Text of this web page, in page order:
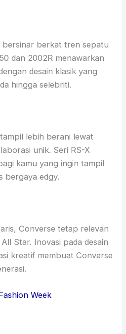
bersinar berkat tren sepatu
dan 2002R menawarkan
desain klasik yang
hingga selebriti.
lebih berani lewat
unik. Seri RS-X
kamu yang ingin tampil
bergaya edgy.
Converse tetap relevan
Star. Inovasi pada desain
kreatif membuat Converse
Week